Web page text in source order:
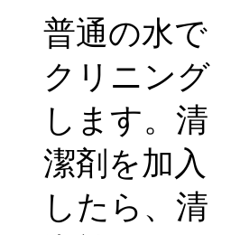
普通の水で
クリニング
します。清
潔剤を加入
したら、清